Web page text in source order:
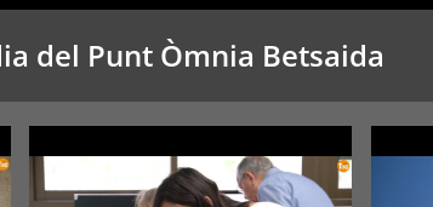
del Punt Òmnia Betsaida